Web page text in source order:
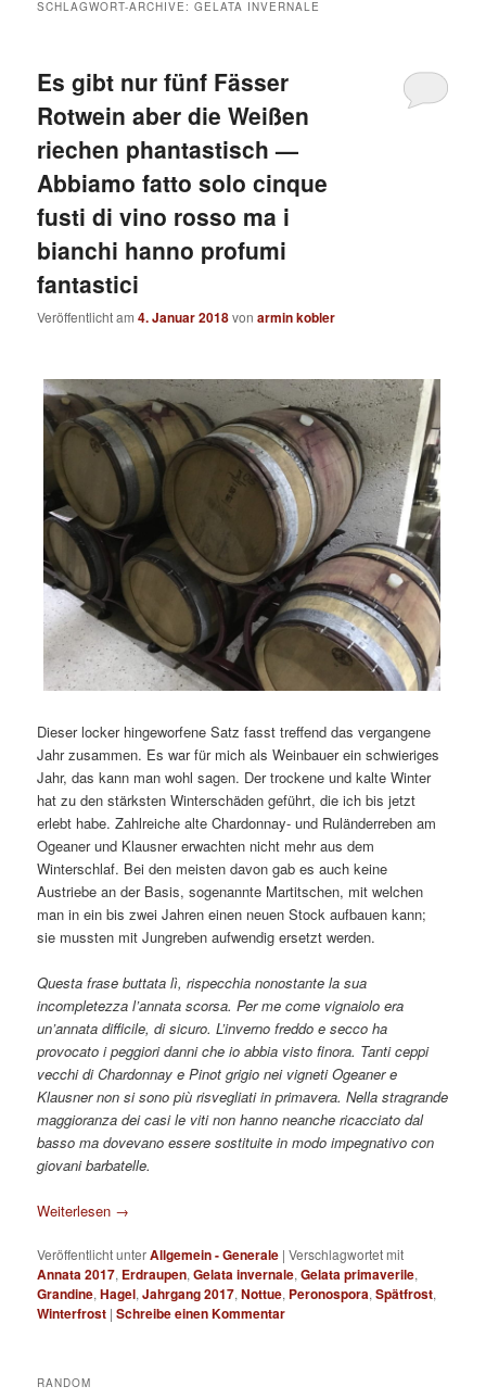
SCHLAGWORT-ARCHIVE:GELATA INVERNALE
Es gibt nur fünf Fässer
Rotwein aber die Weißen
riechen phantastisch —
Abbiamo fatto solo cinque
fusti di vino rosso ma i
bianchi hanno profumi
fantastici
Veröffentlicht am4. Januar 2018vonarmin kobler
Dieser locker hingeworfene Satz fasst treffend das vergangene
Jahr zusammen. Es war für mich als Weinbauer ein schwieriges
Jahr, das kann man wohl sagen. Der trockene und kalte Winter
hat zu den stärksten Winterschäden geführt, die ich bis jetzt
erlebt habe. Zahlreiche alte Chardonnay- und Ruländerreben am
Ogeaner und Klausner erwachten nicht mehr aus dem
Winterschlaf. Bei den meisten davon gab es auch keine
Austriebe an der Basis, sogenannte Martitschen, mit welchen
man in ein bis zwei Jahren einen neuen Stock aufbauen kann;
sie mussten mit Jungreben aufwendig ersetzt werden.
Questa frase buttata lì, rispecchia nonostante la sua
incompletezza l’annata scorsa. Per me come vignaiolo era
un’annata difficile, di sicuro. L’inverno freddo e secco ha
provocato i peggiori danni che io abbia visto finora. Tanti ceppi
vecchi di Chardonnay e Pinot grigio nei vigneti Ogeaner e
Klausner non si sono più risvegliati in primavera. Nella stragrande
maggioranza dei casi le viti non hanno neanche ricacciato dal
basso ma dovevano essere sostituite in modo impegnativo con
giovani barbatelle.
Weiterlesen →
Veröffentlicht unterAllgemein - Generale |Verschlagwortet mit
Annata 2017, Erdraupen,Gelata invernale,Gelata primaverile,
Grandine,Hagel,Jahrgang 2017,Nottue, Peronospora,Spätfrost,
Winterfrost |Schreibe einen Kommentar
RANDOM